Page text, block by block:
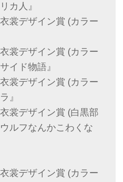
カ人』
裳デザイン賞 (カラー
裳デザイン賞 (カラー
イド物語』
裳デザイン賞 (カラー
』
裳デザイン賞 (白黒部
ルフなんかこわくな
裳デザイン賞 (カラー